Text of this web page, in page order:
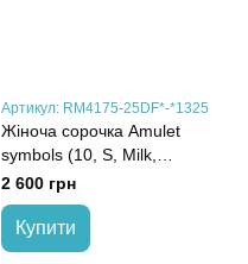
Артикул: RM4175-25DF*-*1325
Жіноча сорочка Amulet
symbols (10, S, Milk,
молочний)
2 600 грн
Купити